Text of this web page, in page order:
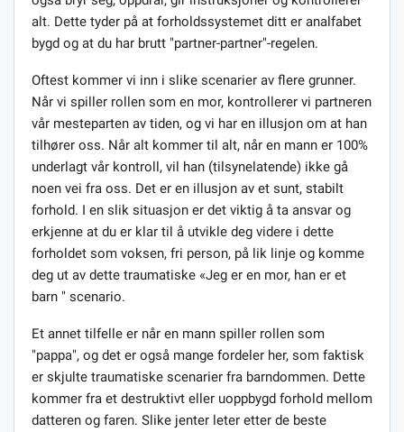
alt. Dette tyder på at forholdssystemet ditt er analfabet
bygd og at du har brutt "partner-partner"-regelen.
Oftest kommer vi inn i slike scenarier av flere grunner.
Når vi spiller rollen som en mor, kontrollerer vi partneren
vår mesteparten av tiden, og vi har en illusjon om at han
tilhører oss. Når alt kommer til alt, når en mann er 100%
underlagt vår kontroll, vil han (tilsynelatende) ikke gå
noen vei fra oss. Det er en illusjon av et sunt, stabilt
forhold. I en slik situasjon er det viktig å ta ansvar og
erkjenne at du er klar til å utvikle deg videre i dette
forholdet som voksen, fri person, på lik linje og komme
deg ut av dette traumatiske «Jeg er en mor, han er et
barn " scenario.
Et annet tilfelle er når en mann spiller rollen som
"pappa", og det er også mange fordeler her, som faktisk
er skjulte traumatiske scenarier fra barndommen. Dette
kommer fra et destruktivt eller uoppbygd forhold mellom
datteren og faren. Slike jenter leter etter de beste